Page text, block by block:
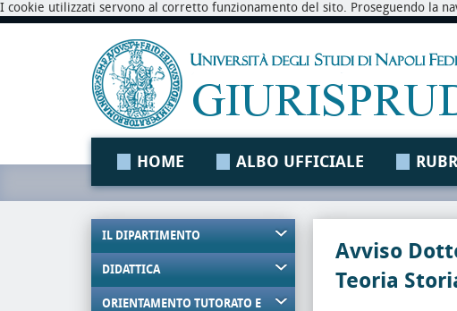
I cookie utilizzati servono al corretto funzionamento del sito. Proseguendo la
HOME ALBO UFFICIALE
IL DIPARTIMENTO
DIDATTICA
ORIENTAMENTO TUTORATO E
Avviso
Teoria